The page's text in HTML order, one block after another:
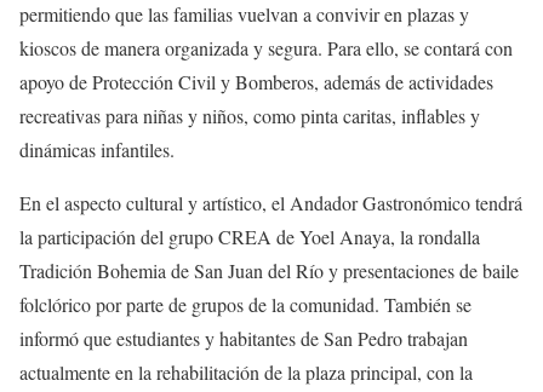
permitiendo que las familias vuelvan a convivir en plazas y
kioscos de manera organizada y segura. Para ello, se contará con
apoyo de Protección Civil y Bomberos, además de actividades
recreativas para niñas y niños, como pinta caritas, inflables y
dinámicas infantiles.
En el aspecto cultural y artístico, el Andador Gastronómico tendrá
la participación del grupo CREA de Yoel Anaya, la rondalla
Tradición Bohemia de San Juan del Río y presentaciones de baile
folclórico por parte de grupos de la comunidad. También se
informó que estudiantes y habitantes de San Pedro trabajan
actualmente en la rehabilitación de la plaza principal, con la